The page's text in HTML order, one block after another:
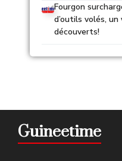
Fourgon
d’outils volés,
découverts!
Guineetime